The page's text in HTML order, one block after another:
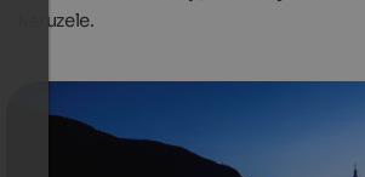
karuzele.